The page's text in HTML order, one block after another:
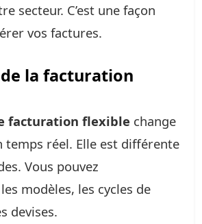
secteur. C’est une façon
vos factures.
la facturation
facturation flexible change
temps réel. Elle est différente
Vous pouvez
modèles, les cycles de
devises.